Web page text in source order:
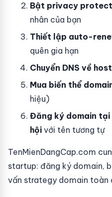
Bật privacy
nhân của bạn
Thiết lập auto-
quên gia hạn
Chuyển DNS về
Mua biến thể
hiệu)
Đăng ký domain tại
hội với tên tương tự
TenMienDangCap.com
startup: đăng ký domain,
vấn strategy domain toàn